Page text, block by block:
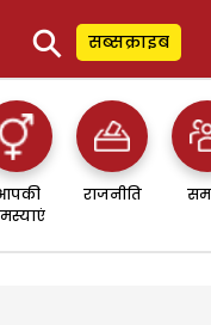
⚲ सब्सक्राइब
राजनीति